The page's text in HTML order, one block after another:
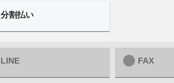
分割払い
LINE FAX